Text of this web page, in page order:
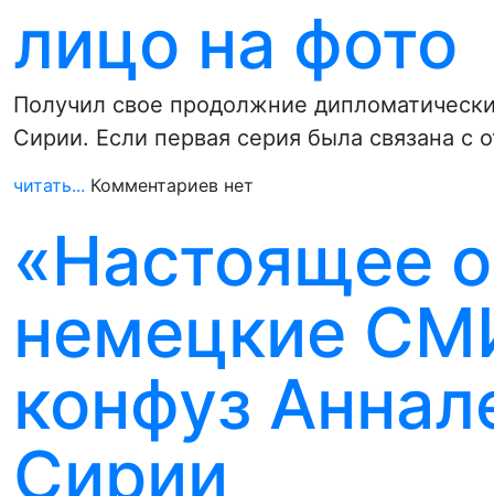
лицо на фото
Получил свое продолжние
Сирии. Если первая серия была связана с
читать... Комментариев нет
«Настоящее
немецкие
конфуз
Сирии